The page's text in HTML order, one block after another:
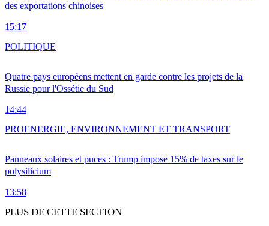
des exportations chinoises
15:17
Quatre pays européens mettent en garde contre les projets de la
Russie pour l'Ossétie du Sud
14:44
POLITIQUE
Panneaux solaires et puces : Trump impose 15% de taxes sur le
polysilicium
13:58
PROENERGIE, ENVIRONNEMENT ET TRANSPORT
PLUS DE CETTE SECTION